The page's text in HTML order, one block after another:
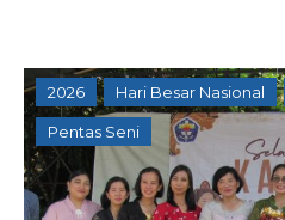
2026 Hari Besar Nasional
Pentas Seni